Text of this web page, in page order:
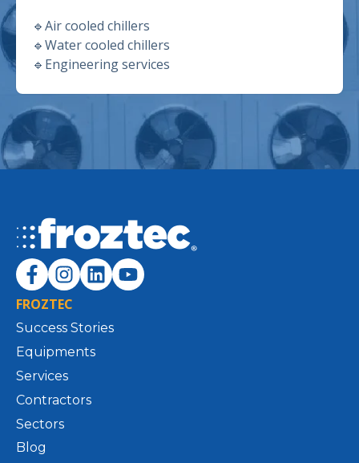
🔹Air cooled chillers
🔹Water cooled chillers
🔹 Engineering services
FROZTEC
Success Stories
Equipments
Services
Contractors
Sectors
Blog